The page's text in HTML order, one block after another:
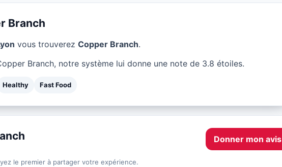
Branch
vous trouverez Copper Branch.
Branch, notre système lui donne une note de 3.8 étoiles.
Healthy Fast Food
Donner mon avis
le premier à partager votre expérience.